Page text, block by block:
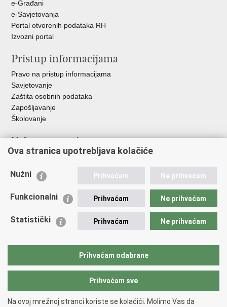
e-Građani
e-Savjetovanja
Portal otvorenih podataka RH
Izvozni portal
Pristup informacijama
Pravo na pristup informacijama
Savjetovanje
Zaštita osobnih podataka
Zapošljavanje
Školovanje
Važne poveznice
Ministarstvo unutarnjih poslova
Udruge
Policijska akademija
Zaklada policijske solidarnosti
Vučetić"
Ova stranica upotrebljava kolačiće
Nužni Prihvaćam Ne prihvaćam
Funkcionalni Prihvaćam Ne prihvaćam
Statistički Prihvaćam Ne prihvaćam
Prihvaćam odabrane
Prihvaćam sve
Na ovoj mrežnoj stranci koriste se kolačići. Molimo Vas da